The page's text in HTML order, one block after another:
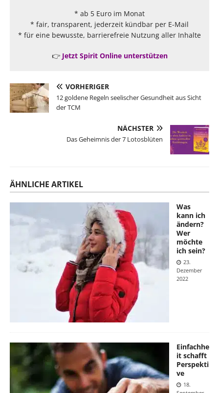
* ab 5 Euro im Monat
* fair, transparent, jederzeit kündbar per E-Mail
* für eine bewusste, barrierefreie Nutzung aller Inhalte
👉 Jetzt Spirit Online unterstützen
VORHERIGER
12 goldene Regeln seelischer Gesundheit aus Sicht
der TCM
NÄCHSTER
Das Geheimnis der 7 Lotosblüten
ÄHNLICHE ARTIKEL
Was
kann ich
ändern?
Wer
möchte
ich sein?
23.
Dezember
2022
Einfachhe
it schafft
Perspekti
ve
18.